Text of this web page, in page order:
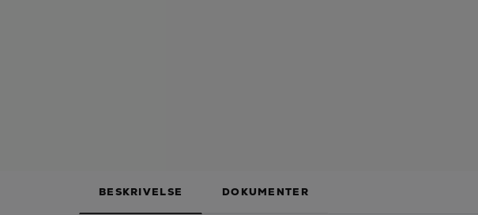
BESKRIVELSE DOKUMENTER